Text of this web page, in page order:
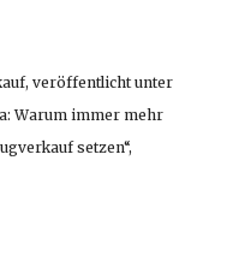
veröffentlicht unter
Warum immer mehr
setzen“,